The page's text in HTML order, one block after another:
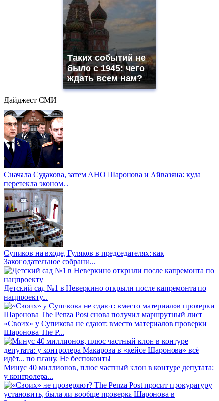
Таких событий не
было с 1945: чего
ждать всем нам?
Дайджест СМИ
Сначала Судакова, затем АНО Шаронова и Айвазяна: куда
перетекла эконом...
Супиков на входе, Гуляков в председателях: как
Законодательное собрани...
Детский сад №1 в Неверкино открыли после капремонта по
нацпроекту...
«Своих» у Супикова не сдают: вместо материалов проверки
Шаронова The P...
Минус 40 миллионов, плюс частный клон в контуре депутата:
у контролера...